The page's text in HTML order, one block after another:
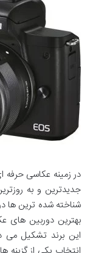
در زمینه عکاسی حرفه
جدیدترین و به
شناخته شده ترین ها
بهترین دوربین های
این برند تشکیل می